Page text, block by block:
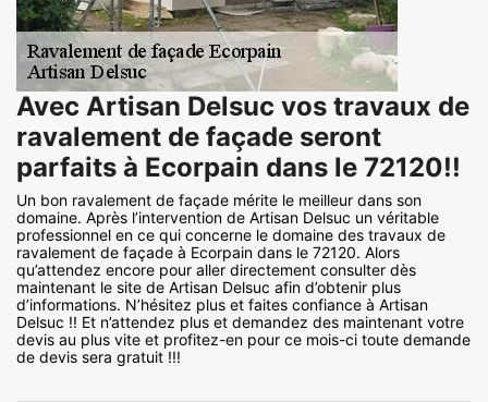
Avec Artisan Delsuc vos travaux de
ravalement de façade seront
parfaits à Ecorpain dans le 72120!!
Un bon ravalement de façade mérite le meilleur dans son
domaine. Après l’intervention de Artisan Delsuc un véritable
professionnel en ce qui concerne le domaine des travaux de
ravalement de façade à Ecorpain dans le 72120. Alors
qu’attendez encore pour aller directement consulter dès
maintenant le site de Artisan Delsuc afin d’obtenir plus
d’informations. N’hésitez plus et faites confiance à Artisan
Delsuc !! Et n’attendez plus et demandez des maintenant votre
devis au plus vite et profitez-en pour ce mois-ci toute demande
de devis sera gratuit !!!